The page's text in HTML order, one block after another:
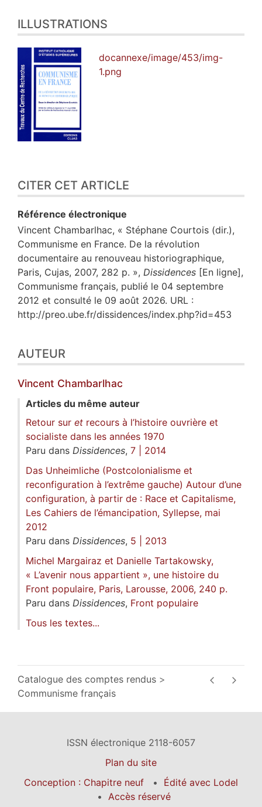
ILLUSTRATIONS
docannexe/image/453/img-
1.png
CITER CET ARTICLE
Référence électronique
Vincent Chambarlhac, « Stéphane Courtois (dir.),
Communisme en France. De la révolution
documentaire au renouveau historiographique,
Paris, Cujas, 2007, 282 p. », Dissidences [En ligne],
Communisme français, publié le 04 septembre
2012 et consulté le 09 août 2026. URL :
http://preo.ube.fr/dissidences/index.php?id=453
AUTEUR
Vincent Chambarlhac
Articles du même auteur
Retour sur et recours à l’histoire ouvrière et
socialiste dans les années 1970
Paru dans Dissidences, 7 | 2014
Das Unheimliche (Postcolonialisme et
reconfiguration à l’extrême gauche) Autour d’une
configuration, à partir de : Race et Capitalisme,
Les Cahiers de l’émancipation, Syllepse, mai
2012
Paru dans Dissidences, 5 | 2013
Michel Margairaz et Danielle Tartakowsky,
« L’avenir nous appartient », une histoire du
Front populaire, Paris, Larousse, 2006, 240 p.
Paru dans Dissidences, Front populaire
Tous les textes...
Catalogue des comptes rendus
Communisme français
ISSN électronique 2118-6057
Plan du site
Conception : Chapitre neuf
Édité avec Lodel
Accès réservé